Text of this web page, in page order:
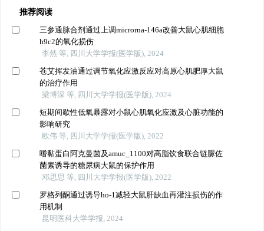
推荐阅读
三参通脉合剂通过上调microrna-146a改善大鼠心肌细胞
h9c2的氧化损伤
李然 等, 四川大学学报(医学版), 2024
苍艾挥发油通过调节氧化应激反应对高原心肌肥厚大鼠
的治疗作用
梁博深 等, 四川大学学报(医学版), 2024
短期间歇性低氧暴露对小鼠心肌氧化应激及心脏功能的
影响研究
欧伟 等, 四川大学学报(医学版), 2022
嗜黏蛋白阿克曼菌及amuc_1100对高脂饮食联合链脲佐
菌素诱导的糖尿病大鼠的保护作用
邓思思 等, 四川大学学报(医学版), 2022
罗格列酮通过诱导ho-1减轻大鼠肝缺血再灌注损伤的作
用机制
昆明医科大学学报, 2024